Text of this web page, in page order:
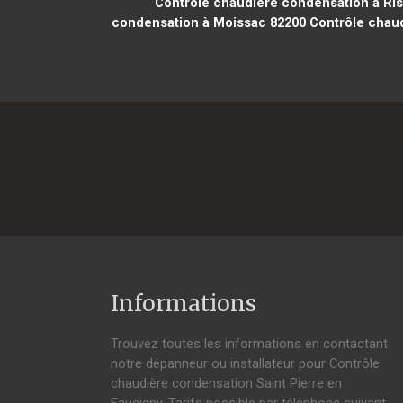
condensation à Moissac 82200 Contrôle
Informations
Trouvez toutes les informations en contactant
notre dépanneur ou installateur pour Contrôle
chaudière condensation Saint Pierre en